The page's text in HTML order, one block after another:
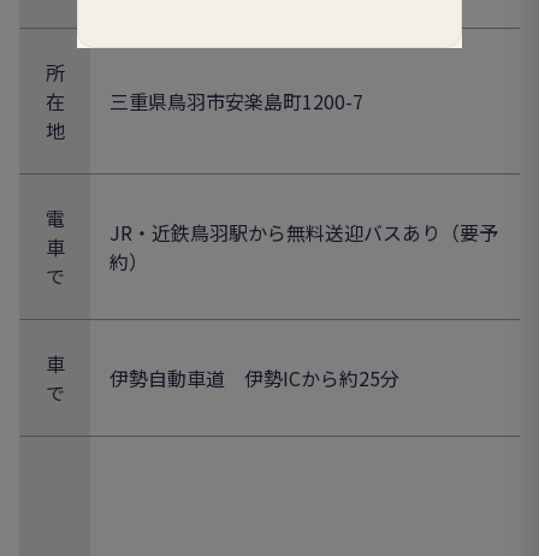
所
在
地
三重県鳥羽市安楽島町1200-7
電
車
で
JR・近鉄鳥羽駅から無料送迎バスあり（要予
約）
車
で
伊勢自動車道 伊勢ICから約25分